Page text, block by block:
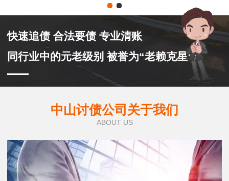
快速追债 合法要债 专业清账
同行业中的元老级别 被誉为“老赖克星”
中山讨债公司关于我们
ABOUT US